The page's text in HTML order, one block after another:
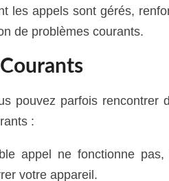
les appels sont gérés,
de problèmes courants.
pouvez parfois rencontrer
:
appel ne fonctionne pas,
votre appareil.